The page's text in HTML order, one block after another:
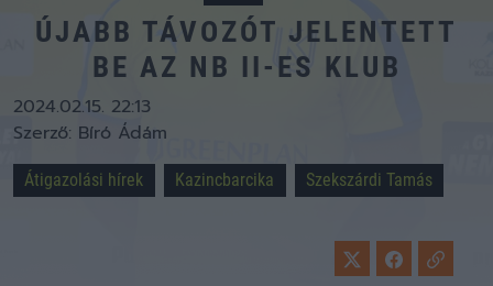
ÚJABB TÁVOZÓT JELENTETT
BE AZ NB II-ES KLUB
2024.02.15. 22:13
Szerző: Bíró Ádám
Átigazolási hírek Kazincbarcika Szekszárdi Tamás